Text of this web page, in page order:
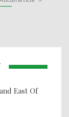
East Of